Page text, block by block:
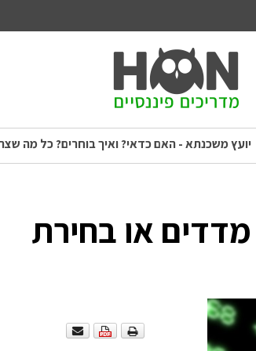
יועץ משכנתא - האם כדאי? ואיך בוחרים? כל מה
או בחירת